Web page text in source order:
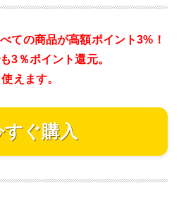
ての商品が高額ポイント3%！
3％ポイント還元。
えます。
すぐ購入